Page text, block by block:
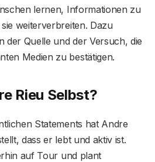
lernen, Informationen zu
weiterverbreiten. Dazu
der Quelle und der Versuch, die
Medien zu bestätigen.
Rieu Selbst?
Statements hat Andre
dass er lebt und aktiv ist.
auf Tour und plant